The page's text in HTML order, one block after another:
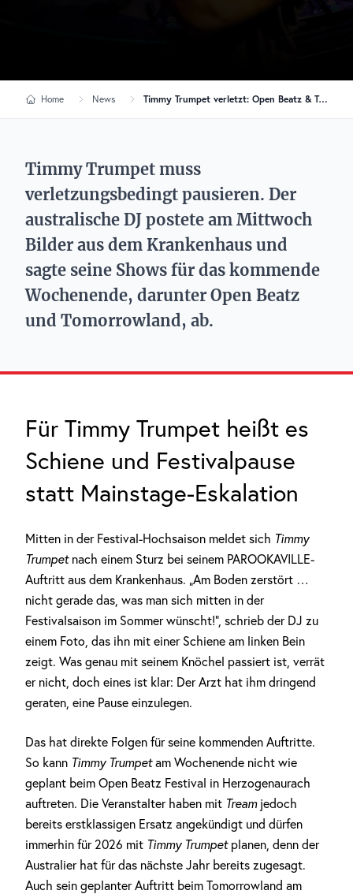
Home News Timmy Trumpet verletzt: Open Beatz & Tomorrowland fallen für ihn flach
Timmy Trumpet muss
verletzungsbedingt pausieren. Der
australische DJ postete am Mittwoch
Bilder aus dem Krankenhaus und
sagte seine Shows für das kommende
Wochenende, darunter Open Beatz
und Tomorrowland, ab.
Für Timmy Trumpet heißt es
Schiene und Festivalpause
statt Mainstage-Eskalation
Mitten in der Festival-Hochsaison meldet sich Timmy
Trumpetnach einem Sturz bei seinem PAROOKAVILLE-
Auftritt aus dem Krankenhaus. „Am Boden zerstört …
nicht gerade das, was man sich mitten in der
Festivalsaison im Sommer wünscht!“, schrieb der DJ zu
einem Foto, das ihn mit einer Schiene am linken Bein
zeigt. Was genau mit seinem Knöchel passiert ist, verrät
er nicht, doch eines ist klar: Der Arzt hat ihm dringend
geraten, eine Pause einzulegen.
Das hat direkte Folgen für seine kommenden Auftritte.
So kann Timmy Trumpetam Wochenende nicht wie
geplant beim Open Beatz Festival in Herzogenaurach
auftreten. Die Veranstalter haben mit Tream jedoch
bereits erstklassigen Ersatz angekündigt und dürfen
immerhin für 2026 mit Timmy Trumpetplanen, denn der
Australier hat für das nächste Jahr bereits zugesagt.
Auch sein geplanter Auftritt beim Tomorrowland am